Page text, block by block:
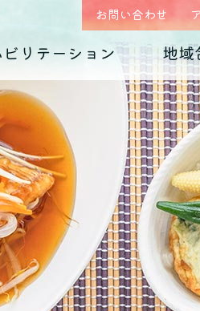
お問い合わせ
リテーション 地
診療科の紹介
院内紹介
ン 入院生活について
ルメ）
ご案内 外来予約相談フォー
適応障害
老年期の問題
各種ダウンロード